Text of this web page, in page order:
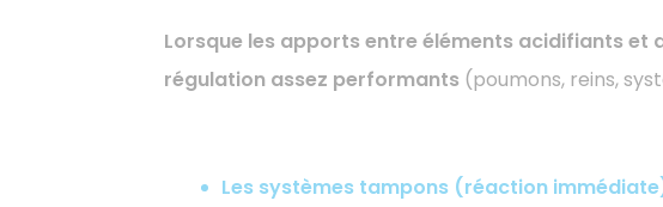
Lorsque les apports entre éléments acidifiants et
régulation assez performants (poumons, reins,
Les systèmes tampons (réaction